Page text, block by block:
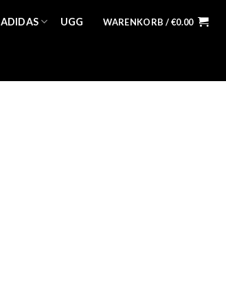
ADIDAS UGG WARENKORB /€0.00